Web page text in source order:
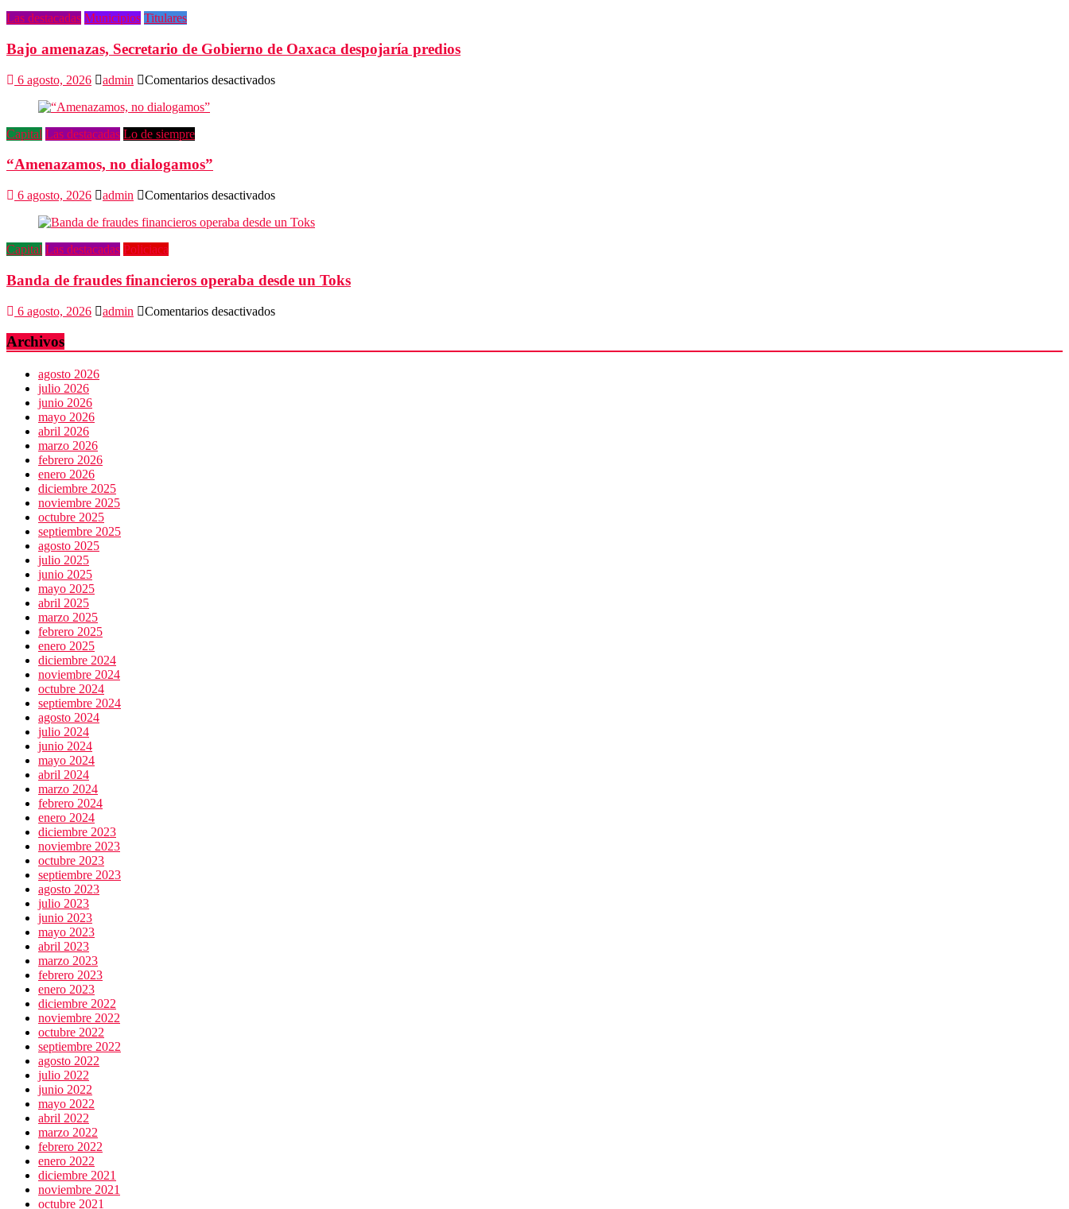
en
de
Las destacadas Municipios Titulares
Bajo amenazas, Secretario de Gobierno de Oaxaca despojaría predios
6 agosto, 2026 admin Comentarios desactivadosen
despojaría
Capital Las destacadas Lo de siempre
“Amenazamos, no dialogamos”
6 agosto, 2026 admin Comentarios desactivadosen
no
Capital Las destacadas Policiaca
Banda de fraudes financieros operaba desde un Toks
6 agosto, 2026 admin Comentarios desactivadosen
fraudes
Archivos
agosto 2026
julio 2026
junio 2026
mayo 2026
abril 2026
marzo 2026
febrero 2026
enero 2026
diciembre 2025
noviembre 2025
octubre 2025
septiembre 2025
agosto 2025
julio 2025
junio 2025
mayo 2025
abril 2025
marzo 2025
febrero 2025
enero 2025
diciembre 2024
noviembre 2024
octubre 2024
septiembre 2024
agosto 2024
julio 2024
junio 2024
mayo 2024
abril 2024
marzo 2024
febrero 2024
enero 2024
diciembre 2023
noviembre 2023
octubre 2023
septiembre 2023
agosto 2023
julio 2023
junio 2023
mayo 2023
abril 2023
marzo 2023
febrero 2023
enero 2023
diciembre 2022
noviembre 2022
octubre 2022
septiembre 2022
agosto 2022
julio 2022
junio 2022
mayo 2022
abril 2022
marzo 2022
febrero 2022
enero 2022
diciembre 2021
noviembre 2021
octubre 2021